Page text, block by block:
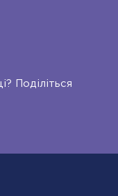
Поділіться